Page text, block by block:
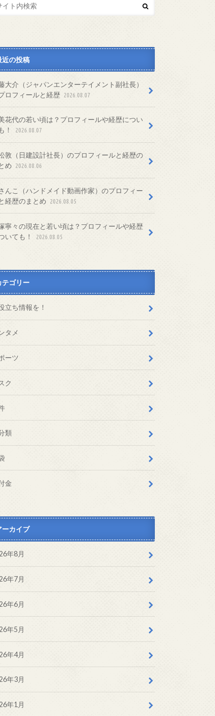
近の投稿
大介（ジャパンエンターテイメント副社長）
ロフィールと経歴 2026.08.07
花代の若い頃は？プロフィールや経歴につい
！
2026.08.07
敦（日建設計社長）のプロフィールと経歴の
め
2026.08.06
んこ（ハンドメイド動画作家）のプロフィー
経歴のまとめ
2026.08.05
寧々の現在と若い頃は？プロフィールや経歴
いても！
2026.08.05
テゴリー
立ち情報を！
タメ
ーツ
ク
類
金
ーカイブ
年8月
年7月
年6月
年5月
年4月
年3月
年1月